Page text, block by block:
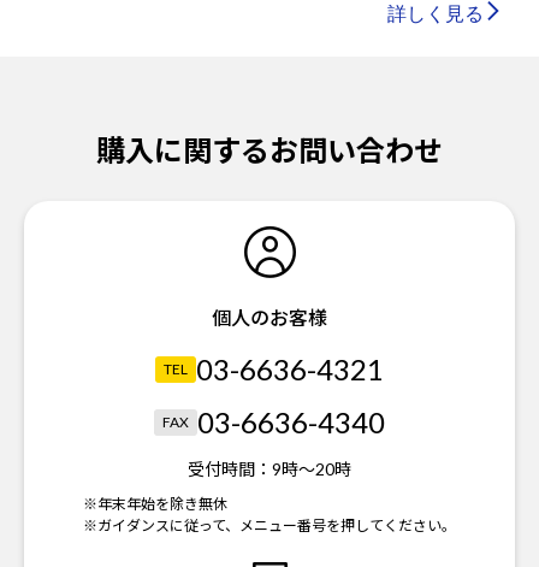
詳しく見る
購入に関するお問い合わせ
個人のお客様
TEL 03-6636-4321
FAX 03-6636-4340
受付時間： 9時～20時
※年末年始を除き無休
※ガイダンスに従って、メニュー番号を押してください。